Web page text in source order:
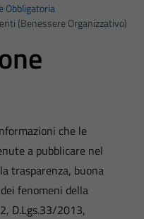
Obbligatoria
(Benessere Organizzativo)
che le
a pubblicare nel
trasparenza, buona
fenomeni della
D.Lgs.33/2013,